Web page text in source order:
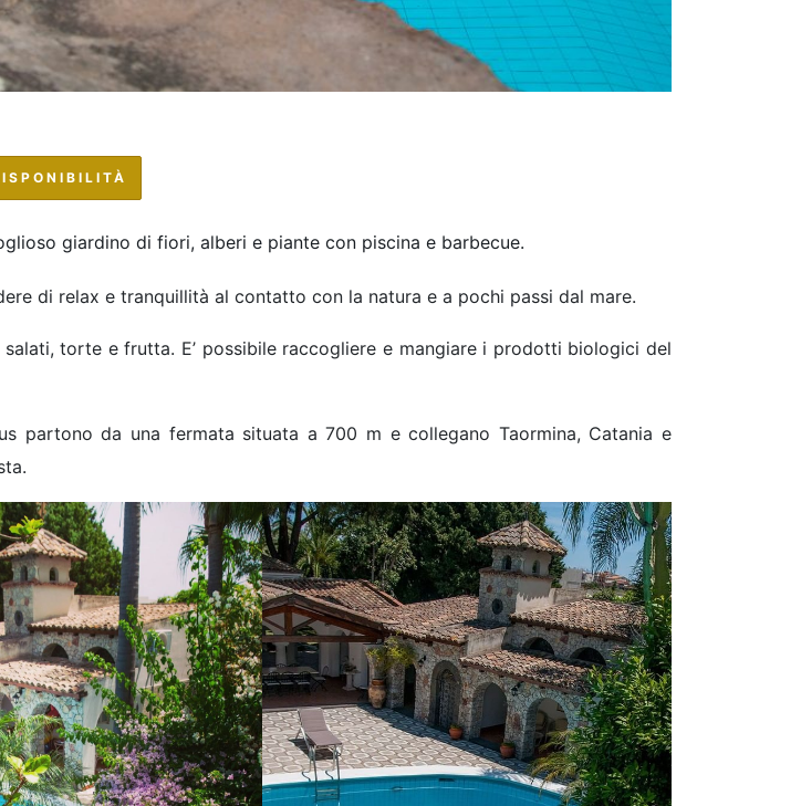
giardino di fiori, alberi e piante con piscina e barbecue.
di relax e tranquillità al contatto con la natura e a pochi passi dal mare.
torte e frutta. E’ possibile raccogliere e mangiare i prodotti biologici del
partono da una fermata situata a 700 m e collegano Taormina, Catania e